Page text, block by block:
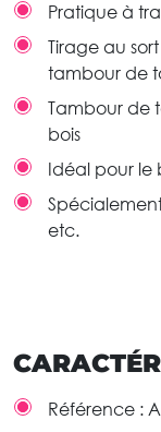
Pratique à
Tirage au
tambour de
Tambour de
bois
Idéal pour le
etc.
Référence :